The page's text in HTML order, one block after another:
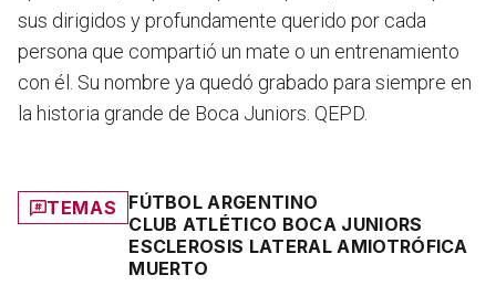
sus dirigidos y profundamente querido por cada
persona que compartió un mate o un entrenamiento
con él. Su nombre ya quedó grabado para siempre en
la historia grande de Boca Juniors. QEPD.
TEMAS
FÚTBOL ARGENTINO
CLUB ATLÉTICO BOCA JUNIORS
ESCLEROSIS LATERAL AMIOTRÓFICA
MUERTO